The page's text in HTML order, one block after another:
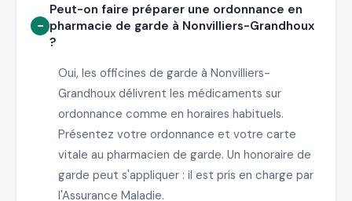
Peut-on faire préparer une ordonnance en
pharmacie de garde à Nonvilliers-Grandhoux
?
Oui, les officines de garde à Nonvilliers-
Grandhoux délivrent les médicaments sur
ordonnance comme en horaires habituels.
Présentez votre ordonnance et votre carte
vitale au pharmacien de garde. Un honoraire de
garde peut s'appliquer : il est pris en charge par
l'Assurance Maladie.